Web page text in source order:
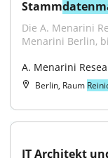
Stamm
Die A. Menarini
Menarini Berlin,
A. Menarini
Berlin, Raum